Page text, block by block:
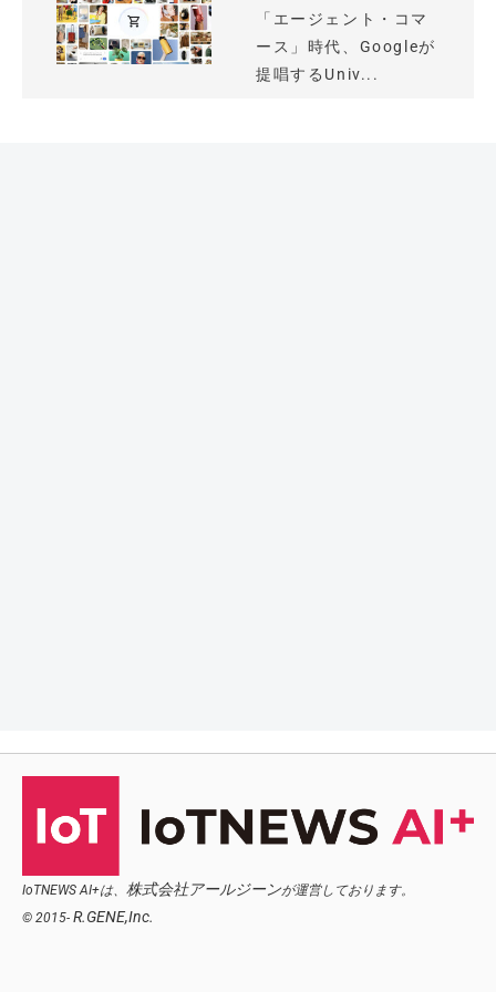
「エージェント・コマ
ース」時代、Googleが
提唱するUniv...
IoTNEWS AI+は、 株式会社アールジーンが運営しております。
© 2015- R.GENE,Inc.